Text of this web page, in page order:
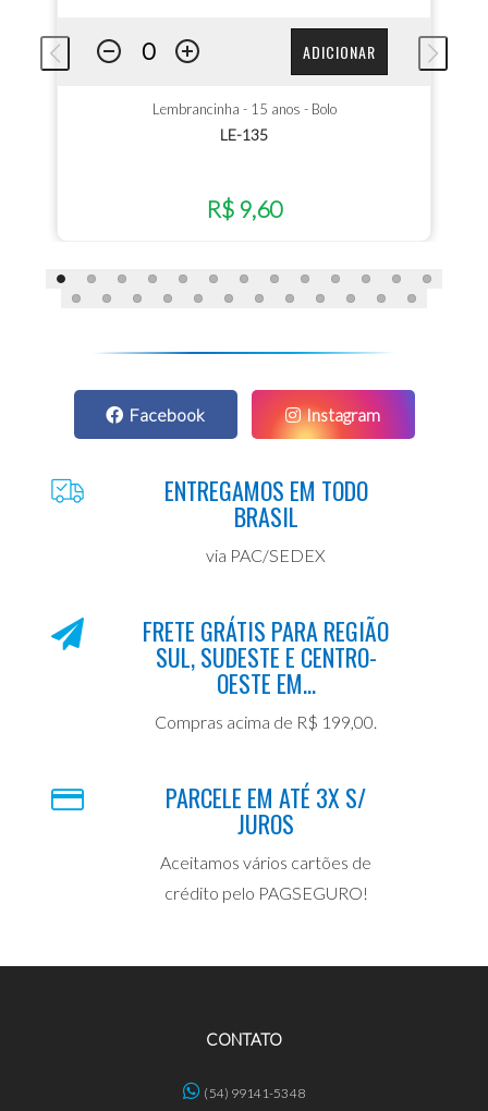
ADICIONAR
Lembrancinha - 15 anos - Bolo
LE-135
R$ 9,60
Facebook Instagram
ENTREGAMOS EM TODO
BRASIL
via PAC/SEDEX
FRETE GRÁTIS PARA REGIÃO
SUL, SUDESTE E CENTRO-
OESTE EM...
Compras acima de R$ 199,00.
PARCELE EM ATÉ 3X S/
JUROS
Aceitamos vários cartões de
crédito pelo PAGSEGURO!
CONTATO
(54) 99141-5348